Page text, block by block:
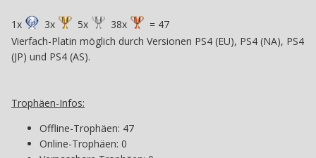
1x 3x 5x 38x
= 47
Vierfach-Platin möglich durch Versionen PS4 (EU), PS4 (NA), PS4
(JP) und PS4 (AS).
Trophäen-Infos:
Offline-Trophäen: 47
Online-Trophäen: 0